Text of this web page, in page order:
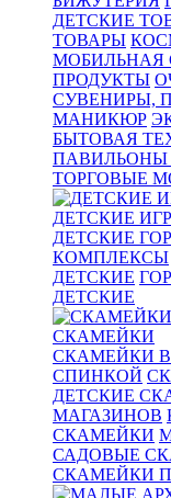
ДЕТСКИЕ
ТОВАРЫ
МОБИЛЬНАЯ
ПРОДУКТЫ
СУВЕНИРЫ,
МАНИКЮР
БЫТОВАЯ
ПАВИЛЬОНЫ
ТОРГОВЫЕ
ДЕТСКИЕ
ДЕТСКИЕ
КОМПЛЕКСЫ
ДЕТСКИЕ
ДЕТСКИЕ
СКАМЕЙКИ
СКАМЕЙКИ В
СПИНКОЙ
ДЕТСКИЕ
МАГАЗИНОВ
СКАМЕЙКИ
САДОВЫЕ
СКАМЕЙКИ